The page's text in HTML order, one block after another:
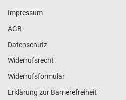
Impressum
AGB
Datenschutz
Widerrufsrecht
Widerrufsformular
Erklärung zur Barrierefreiheit